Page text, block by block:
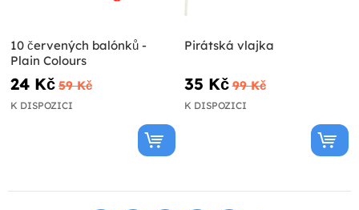
10 červených balónků -
Plain Colours
24 Kč 59 Kč
K DISPOZICI
Pirátská vlajka
35 Kč 99 Kč
K DISPOZICI